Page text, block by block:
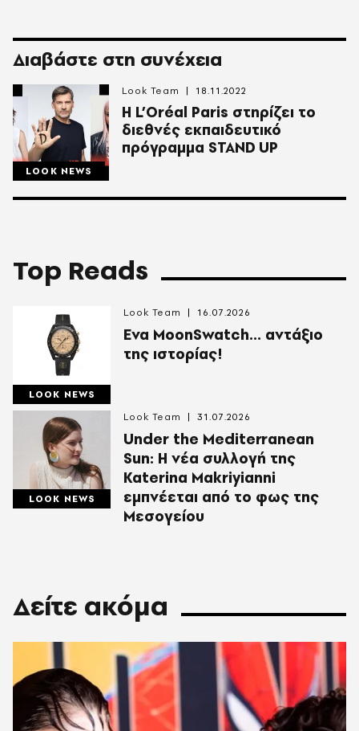
Διαβάστε στη συνέχεια
LOOK NEWS
Η L’Oréal Paris στηρίζει το
διεθνές εκπαιδευτικό
πρόγραμμα STAND UP
Look Team 18.11.2022
Top Reads
LOOK NEWS
Ενα MoonSwatch... αντάξιο
της ιστορίας!
Look Team 16.07.2026
LOOK NEWS
Under the Mediterranean
Sun: Η νέα συλλογή της
Katerina Makriyianni
εμπνέεται από το φως της
Μεσογείου
Look Team 31.07.2026
Δείτε ακόμα